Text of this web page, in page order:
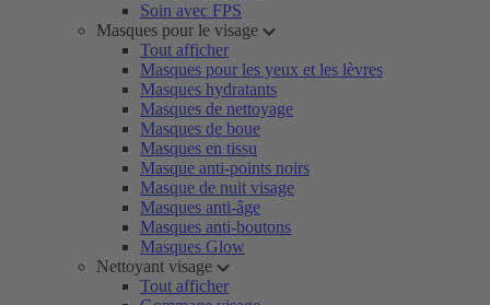
Soin avec FPS
Masques pour le visage
Tout afficher
Masques pour les yeux et les lèvres
Masques hydratants
Masques de nettoyage
Masques de boue
Masques en tissu
Masque anti-points noirs
Masque de nuit visage
Masques anti-âge
Masques anti-boutons
Masques Glow
Nettoyant visage
Tout afficher